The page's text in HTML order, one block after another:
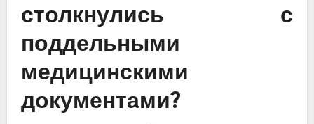
столкнулись с
поддельными
медицинскими
документами?